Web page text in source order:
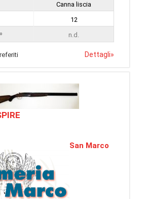
Canna liscia
12
n.d.
Dettagli»
San Marco